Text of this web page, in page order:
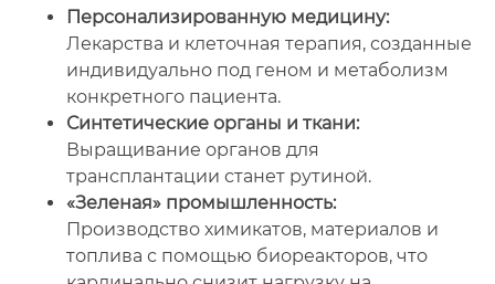
Персонализированную медицину:
Лекарства и клеточная терапия, созданные
индивидуально под геном и метаболизм
конкретного пациента.
Синтетические органы и ткани:
Выращивание органов для
трансплантации станет рутиной.
«Зеленая» промышленность:
Производство химикатов, материалов и
топлива с помощью биореакторов, что